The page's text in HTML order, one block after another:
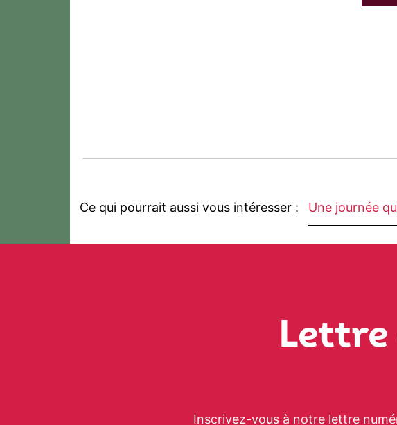
Ce qui pourrait aussi vous intéresser : Une journée
Inscrivez-vous à notre lettre